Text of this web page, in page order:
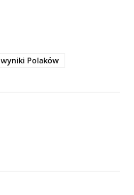
wyniki Polaków